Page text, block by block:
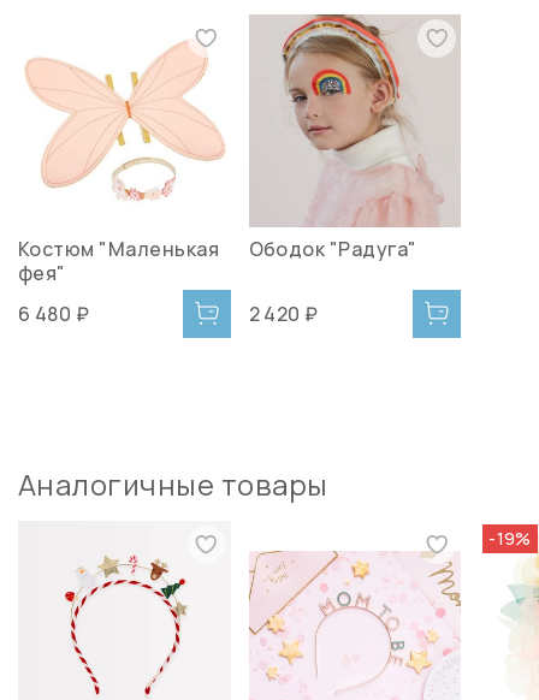
Костюм "Маленькая
фея"
6 480 ₽
Ободок "Радуга"
2 420 ₽
Аналогичные товары
-19%